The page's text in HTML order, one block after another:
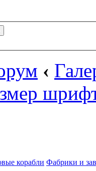
‹
корабли Фабрики и